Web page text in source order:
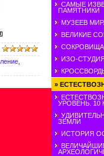
САМЫЕ
ПАМЯТНИКИ
МУЗЕЕВ
ВЕЛИКИЕ
ИЗО-СТУДИЯ
»
УРОВЕНЬ. 10
ЗЕМЛИ
ИСТОРИЯ